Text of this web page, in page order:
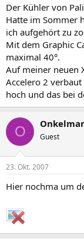
Der Kühler von
Hatte im Sommer
ich aufgehört zu
Mit dem Graphic
maximal 40°.
Auf meiner neuen
Accelero 2
hoch und das bei
O Guest
23. Okt. 2007
Hier nochma um